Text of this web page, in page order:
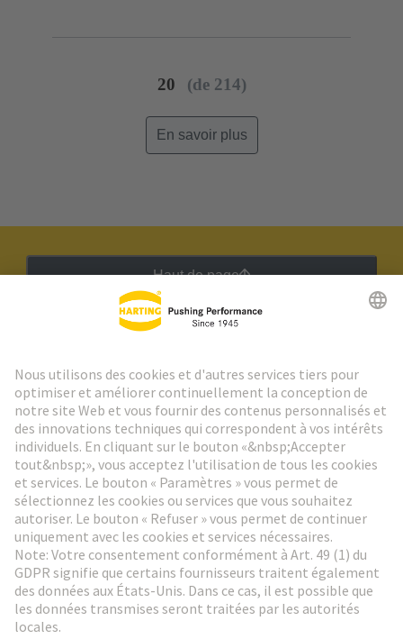
20 (de 214)
En savoir plus
Haut de page
Aller à l'inscription
Social Media